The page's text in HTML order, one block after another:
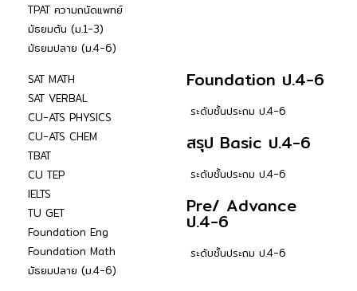
TPAT ความถนัดแพทย์
มัธยมต้น (ม.1-3)
มัธยมปลาย (ม.4-6)
SAT MATH
SAT VERBAL
CU-ATS PHYSICS
CU-ATS CHEM
TBAT
CU TEP
IELTS
TU GET
Foundation Eng
Foundation Math
มัธยมปลาย (ม.4-6)
Foundation ป.4-6
ระดับชั้นประถม ป.4-6
สรุป Basic ป.4-6
ระดับชั้นประถม ป.4-6
Pre/ Advance
ป.4-6
ระดับชั้นประถม ป.4-6